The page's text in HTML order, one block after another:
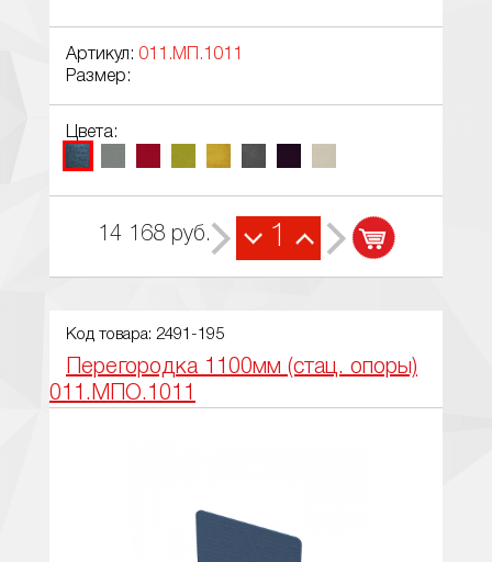
Артикул: 011.МП.1011
Размер:
Цвета:
14 168 руб. 1
Код товара: 2491-195
Перегородка 1100мм (стац. опоры)
011.МПО.1011